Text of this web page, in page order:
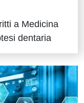
a Medicina
dentaria